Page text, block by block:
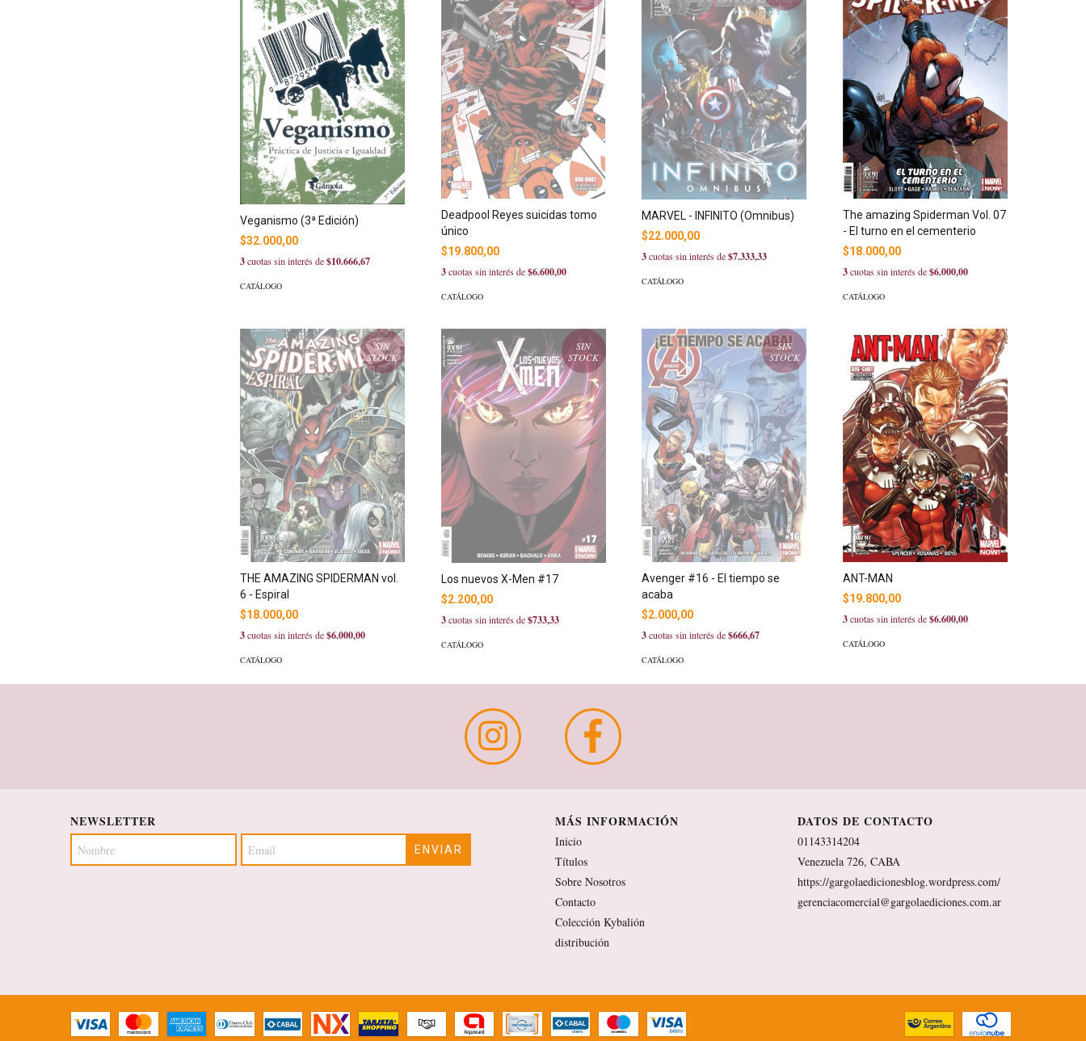
Veganismo (3ª Edición)
$32.000,00
3cuotas sin interés de$10.666,67
CATÁLOGO
Deadpool Reyes suicidas tomo
único
$19.800,00
3cuotas sin interés de$6.600,00
CATÁLOGO
MARVEL - INFINITO (Omnibus)
$22.000,00
3cuotas sin interés de$7.333,33
CATÁLOGO
The amazing Spiderman Vol. 07
- El turno en el cementerio
$18.000,00
3cuotas sin interés de$6.000,00
CATÁLOGO
SIN
STOCK
THE AMAZING SPIDERMAN vol.
6 - Espiral
$18.000,00
3cuotas sin interés de$6.000,00
CATÁLOGO
SIN
STOCK
Los nuevos X-Men #17
$2.200,00
3cuotas sin interés de$733,33
CATÁLOGO
SIN
STOCK
Avenger #16 - El tiempo se
acaba
$2.000,00
3cuotas sin interés de$666,67
CATÁLOGO
ANT-MAN
$19.800,00
3cuotas sin interés de$6.600,00
CATÁLOGO
NEWSLETTER MÁS INFORMACIÓN
Inicio
Títulos
Sobre Nosotros
Contacto
Colección Kybalión
distribución
DATOS DE CONTACTO
01143314204
Venezuela 726, CABA
https://gargolaedicionesblog.wordpress.com/
gerenciacomercial@gargolaediciones.com.ar